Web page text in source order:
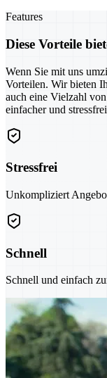
Features
Diese Vorteile
Wenn Sie mit uns
Vorteilen. Wir bieten
auch eine Vielzahl
einfacher und
Stressfrei
Unkompliziert
Schnell
Schnell und einfach